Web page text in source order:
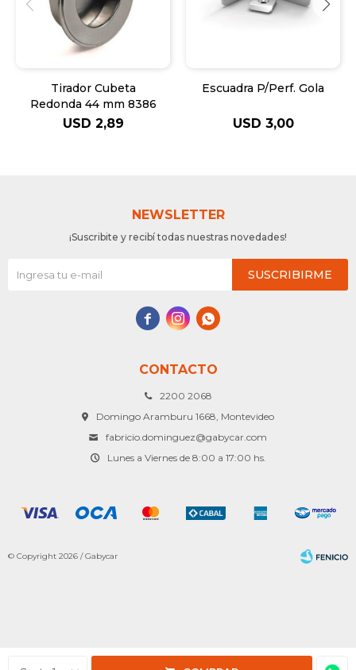
Tirador Cubeta
Redonda 44 mm 8386
USD 2,89
Escuadra P/Perf. Gola
USD 3,00
CONTACTO
2200 2068
Domingo Aramburu 1668, Montevideo
fabricio.dominguez@gabycar.com
Lunes a Viernes de 8:00 a 17:00 hs.
NEWSLETTER
¡Suscribite y recibí todas nuestras novedades!
SUSCRIBIRME
  
© Copyright 2026 / Gabycar
Fenicio